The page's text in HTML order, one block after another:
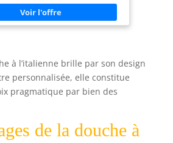
d'eau - Surface rugueuse
des carrelages. ☑️ Ne contient
bitumineux - Prêt à l'emploi - Mise
et rapide ☑️ Fabriqué en France
à l’italienne brille par son design
personnalisée, elle constitue
pragmatique par bien des
de la douche à